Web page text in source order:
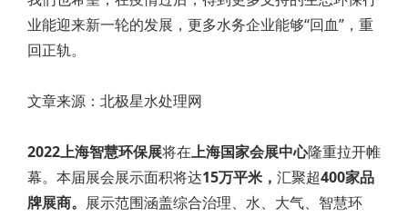
业能迎来新一轮的发展，更多水务企业能够“回血”，重
回正轨。
文章来源：北极星水处理网
2022上海智慧环保展将在上海国家会展中心隆重拉开帷
幕。本届展会展示面积将达15万平米， 汇聚超400家品
牌展商。 展示范围涵盖综合治理、水、大气、智慧环